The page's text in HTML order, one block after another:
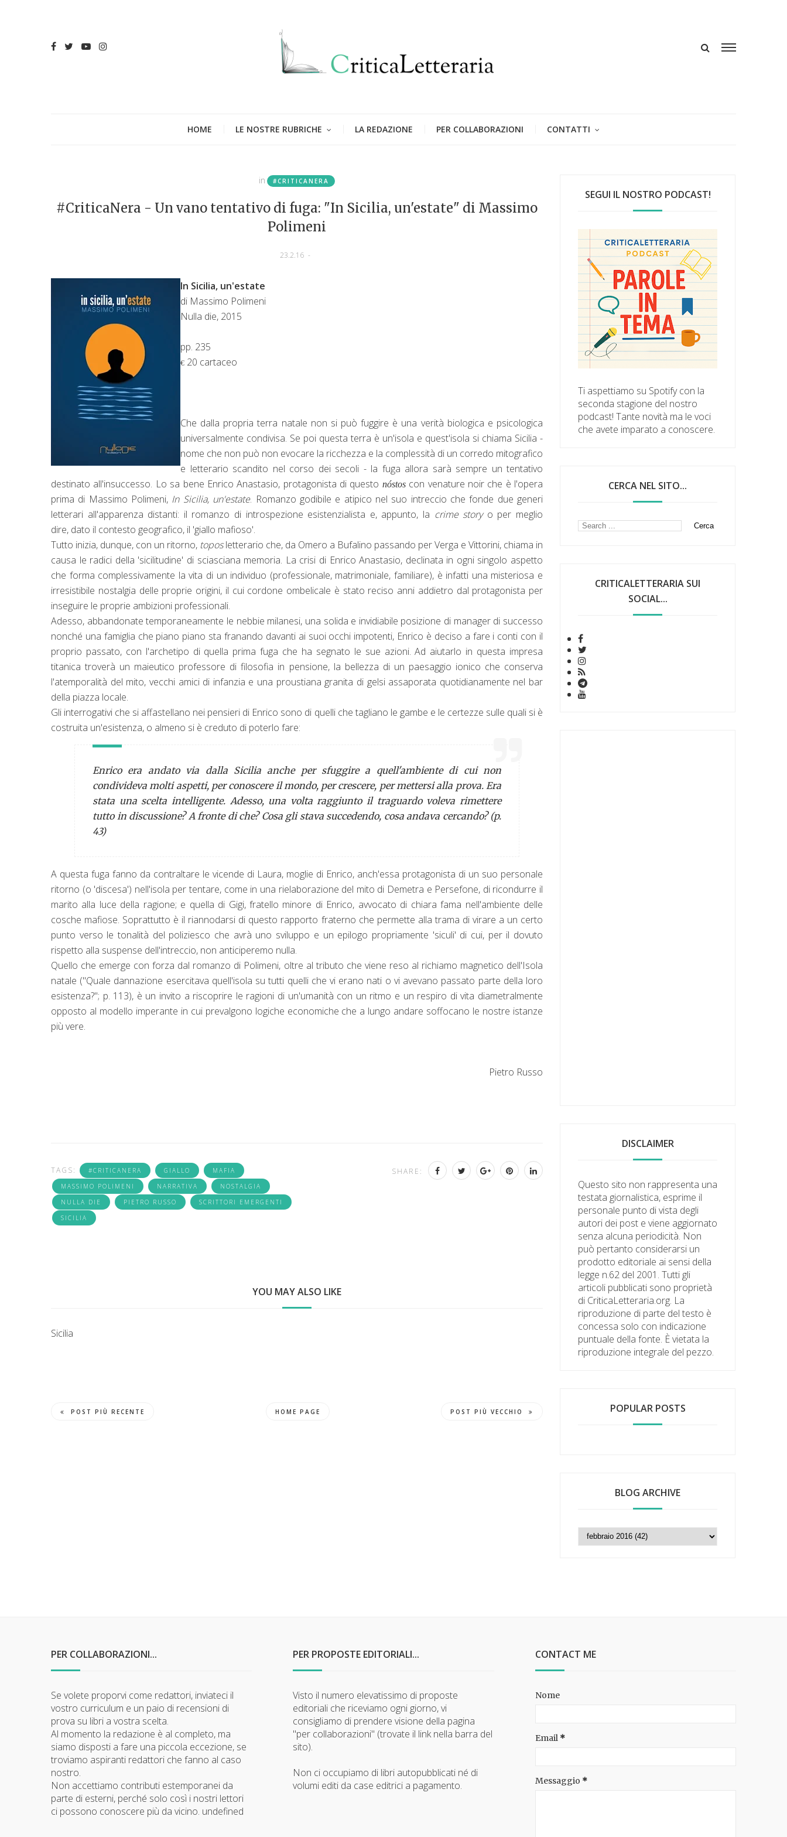
HOME LE NOSTRE RUBRICHE LA REDAZIONE PER COLLABORAZIONI CONTATTI
in #CRITICANERA
#CriticaNera - Un vano tentativo di fuga: "In Sicilia, un'estate" di Massimo
Polimeni
23.2.16 -
In Sicilia, un'estate
di Massimo Polimeni
Nulla die, 2015
pp. 235
€ 20 cartaceo
Che dalla propria terra natale non si può fuggire è una verità biologica e psicologica
universalmente condivisa. Se poi questa terra è un'isola e quest'isola si chiama Sicilia -
nome che non può non evocare la ricchezza e la complessità di un corredo mitografico
e letterario scandito nel corso dei secoli - la fuga allora sarà sempre un tentativo
destinato all'insuccesso. Lo sa bene Enrico Anastasio, protagonista di questo nóstos con venature noir che è l'opera
prima di Massimo Polimeni, In Sicilia, un'estate. Romanzo godibile e atipico nel suo intreccio che fonde due generi
letterari all'apparenza distanti: il romanzo di introspezione esistenzialista e, appunto, la crime story o per meglio
dire, dato il contesto geografico, il 'giallo mafioso'.
Tutto inizia, dunque, con un ritorno, toposletterario che, da Omero a Bufalino passando per Verga e Vittorini, chiama in
causa le radici della 'sicilitudine' di sciasciana memoria. La crisi di Enrico Anastasio, declinata in ogni singolo aspetto
che forma complessivamente la vita di un individuo (professionale, matrimoniale, familiare), è infatti una misteriosa e
irresistibile nostalgia delle proprie origini, il cui cordone ombelicale è stato reciso anni addietro dal protagonista per
inseguire le proprie ambizioni professionali.
Adesso, abbandonate temporaneamente le nebbie milanesi, una solida e invidiabile posizione di manager di successo
nonché una famiglia che piano piano sta franando davanti ai suoi occhi impotenti, Enrico è deciso a fare i conti con il
proprio passato, con l'archetipo di quella prima fuga che ha segnato le sue azioni. Ad aiutarlo in questa impresa
titanica troverà un maieutico professore di filosofia in pensione, la bellezza di un paesaggio ionico che conserva
l'atemporalità del mito, vecchi amici di infanzia e una proustiana granita di gelsi assaporata quotidianamente nel bar
della piazza locale.
Gli interrogativi che si affastellano nei pensieri di Enrico sono di quelli che tagliano le gambe e le certezze sulle quali si è
costruita un'esistenza, o almeno si è creduto di poterlo fare:
Enrico era andato via dalla Sicilia anche per sfuggire a quell'ambiente di cui non
condivideva molti aspetti, per conoscere il mondo, per crescere, per mettersi alla prova. Era
stata una scelta intelligente. Adesso, una volta raggiunto il traguardo voleva rimettere
tutto in discussione? A fronte di che? Cosa gli stava succedendo, cosa andava cercando? (p.
43)
A questa fuga fanno da contraltare le vicende di Laura, moglie di Enrico, anch'essa protagonista di un suo personale
ritorno (o 'discesa') nell'isola per tentare, come in una rielaborazione del mito di Demetra e Persefone, di ricondurre il
marito alla luce della ragione; e quella di Gigi, fratello minore di Enrico, avvocato di chiara fama nell'ambiente delle
cosche mafiose. Soprattutto è il riannodarsi di questo rapporto fraterno che permette alla trama di virare a un certo
punto verso le tonalità del poliziesco che avrà uno sviluppo e un epilogo propriamente 'siculi' di cui, per il dovuto
rispetto alla suspense dell'intreccio, non anticiperemo nulla.
Quello che emerge con forza dal romanzo di Polimeni, oltre al tributo che viene reso al richiamo magnetico dell'Isola
natale ("Quale dannazione esercitava quell'isola su tutti quelli che vi erano nati o vi avevano passato parte della loro
esistenza?"; p. 113), è un invito a riscoprire le ragioni di un'umanità con un ritmo e un respiro di vita diametralmente
opposto al modello imperante in cui prevalgono logiche economiche che a lungo andare soffocano le nostre istanze
più vere.
Pietro Russo
TAGS: #CRITICANERA GIALLO
MAFIA
MASSIMO POLIMENI
NARRATIVA
NOSTALGIA
NULLA DIE
PIETRO RUSSO
SCRITTORI EMERGENTI
SICILIA
SHARE:
YOU MAY ALSO LIKE
Sicilia
POST PIÙ RECENTE HOME PAGE POST PIÙ VECCHIO
SEGUI IL NOSTRO PODCAST!
Ti aspettiamo su Spotify con la
seconda stagione del nostro
podcast! Tante novità ma le voci
che avete imparato a conoscere.
CERCA NEL SITO...
CRITICALETTERARIA SUI
SOCIAL...
DISCLAIMER
Questo sito non rappresenta una
testata giornalistica, esprime il
personale punto di vista degli
autori dei post e viene aggiornato
senza alcuna periodicità. Non
può pertanto considerarsi un
prodotto editoriale ai sensi della
legge n.62 del 2001. Tutti gli
articoli pubblicati sono proprietà
di CriticaLetteraria.org. La
riproduzione di parte del testo è
concessa solo con indicazione
puntuale della fonte. È vietata la
riproduzione integrale del pezzo.
POPULAR POSTS
BLOG ARCHIVE
PER COLLABORAZIONI...
Se volete proporvi come redattori, inviateci il
vostro curriculum e un paio di recensioni di
prova su libri a vostra scelta.
Al momento la redazione è al completo, ma
siamo disposti a fare una piccola eccezione, se
troviamo aspiranti redattori che fanno al caso
nostro.
Non accettiamo contributi estemporanei da
parte di esterni, perché solo così i nostri lettori
ci possono conoscere più da vicino. undefined
PER PROPOSTE EDITORIALI...
Visto il numero elevatissimo di proposte
editoriali che riceviamo ogni giorno, vi
consigliamo di prendere visione della pagina
"per collaborazioni" (trovate il link nella barra del
sito).
Non ci occupiamo di libri autopubblicati né di
volumi editi da case editrici a pagamento.
CONTACT ME
Nome
Email *
Messaggio *